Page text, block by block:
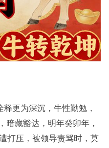
更为深沉，牛性勤勉，
暗藏豁达，明年癸卯年，
打压，被领导责骂时，莫